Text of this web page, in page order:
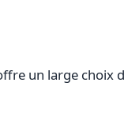
un large choix